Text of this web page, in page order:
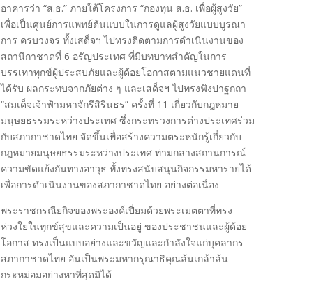
อาคารว่า “ส.ธ.” ภายใต้โครงการ “กองทุน ส.ธ. เพื่อผู้สูงวัย”
เพื่อเป็นศูนย์การแพทย์ต้นแบบในการดูแลผู้สูงวัยแบบบูรณา
การ ครบวงจร ทั้งเสด็จฯ ไปทรงติดตามการดําเนินงานของ
สถานีกาชาดที่ 6 อรัญประเทศ ที่มีบทบาทสําคัญในการ
บรรเทาทุกข์ผู้ประสบภัยและผู้ด้อยโอกาสตามแนวชายแดนที่
ได้รับ ผลกระทบจากภัยต่าง ๆ และเสด็จฯ ไปทรงฟังปาฐกถา
“สมเด็จเจ้าฟ้ามหาจักรีสิรินธร” ครั้งที่ 11 เกี่ยวกับกฎหมาย
มนุษยธรรมระหว่างประเทศ ซึ่งกระทรวงการต่างประเทศร่วม
กับสภากาชาดไทย จัดขึ้นเพื่อสร้างความตระหนักรู้เกี่ยวกับ
กฎหมายมนุษยธรรมระหว่างประเทศ ท่ามกลางสถานการณ์
ความขัดแย้งกันทางอาวุธ ทั้งทรงสนับสนุนกิจกรรมหารายได้
เพื่อการดําเนินงานของสภากาชาดไทย อย่างต่อเนื่อง
พระราชกรณียกิจของพระองค์เปี่ยมด้วยพระเมตตาที่ทรง
ห่วงใยในทุกข์สุขและความเป็นอยู่ ของประชาชนและผู้ด้อย
โอกาส ทรงเป็นแบบอย่างและขวัญและกําลังใจแก่บุคลากร
สภากาชาดไทย อันเป็นพระมหากรุณาธิคุณล้นเกล้าล้น
กระหม่อมอย่างหาที่สุดมิได้